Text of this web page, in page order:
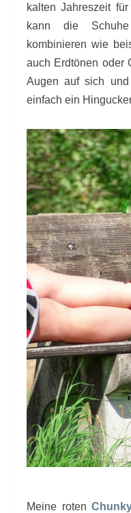
kalten Jahreszeit
kann die
kombinieren wie
auch Erdtönen oder
Augen auf sich
einfach ein
Meine roten